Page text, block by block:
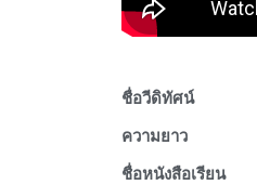
ชื่อวีดิทัศน์
ความยาว
ชื่อหนังสือเรียน